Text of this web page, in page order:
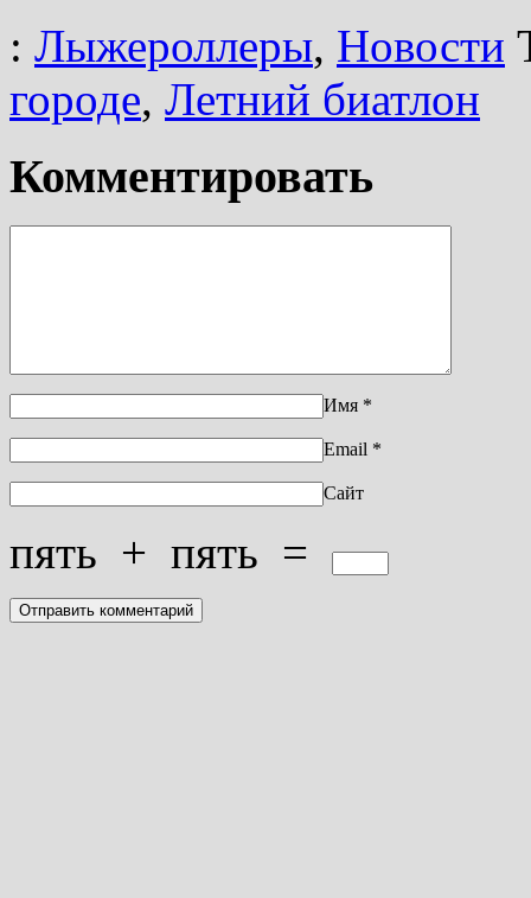
: Лыжероллеры, Новости
городе, Летний биатлон
Комментировать
Имя *
Email *
Сайт
пять + пять =